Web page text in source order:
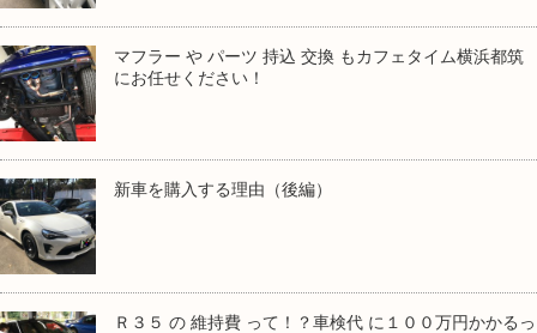
マフラー や パーツ 持込 交換 もカフェタイム横浜都筑
にお任せください！
新車を購入する理由（後編）
Ｒ３５ の 維持費 って！？車検代 に１００万円かかるっ